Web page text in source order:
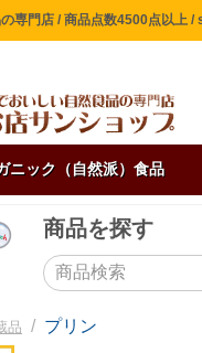
専門店 / 商品点数4500点以上 /
ニック（自然派）食品
商品を探す
品 / プリン